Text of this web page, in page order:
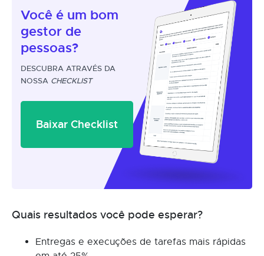
Você é um bom
gestor de
pessoas?
DESCUBRA ATRAVÉS DA
NOSSA CHECKLIST
Baixar Checklist
Quais resultados você pode esperar?
Entregas e execuções de tarefas mais rápidas